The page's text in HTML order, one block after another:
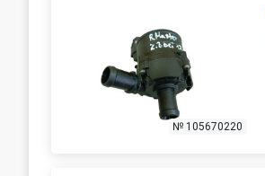
№ 105670220